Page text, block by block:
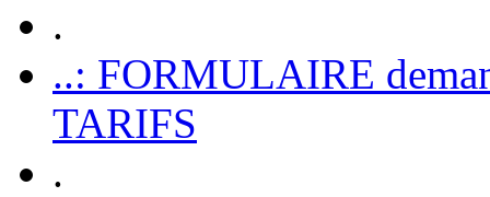
.
..: FORMULAIRE
TARIFS
.